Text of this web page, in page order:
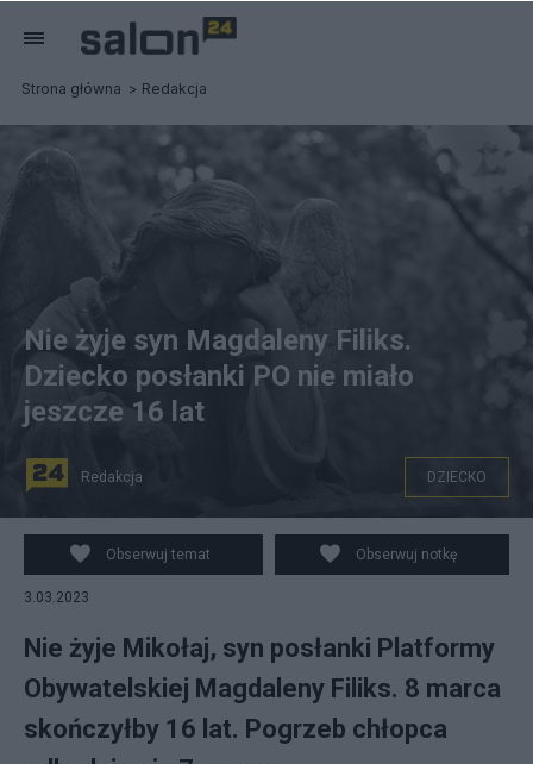
Strona główna Redakcja
Nie żyje Mikołaj, syn posłanki PO Magdaleny Filiks.
Nie żyje syn Magdaleny Filiks.
Dziecko posłanki PO nie miało
jeszcze 16 lat
Redakcja DZIECKO
Obserwuj temat Obserwuj notkę
3.03.2023
Nie żyje Mikołaj, syn posłanki Platformy
Obywatelskiej Magdaleny Filiks. 8 marca
skończyłby 16 lat. Pogrzeb chłopca